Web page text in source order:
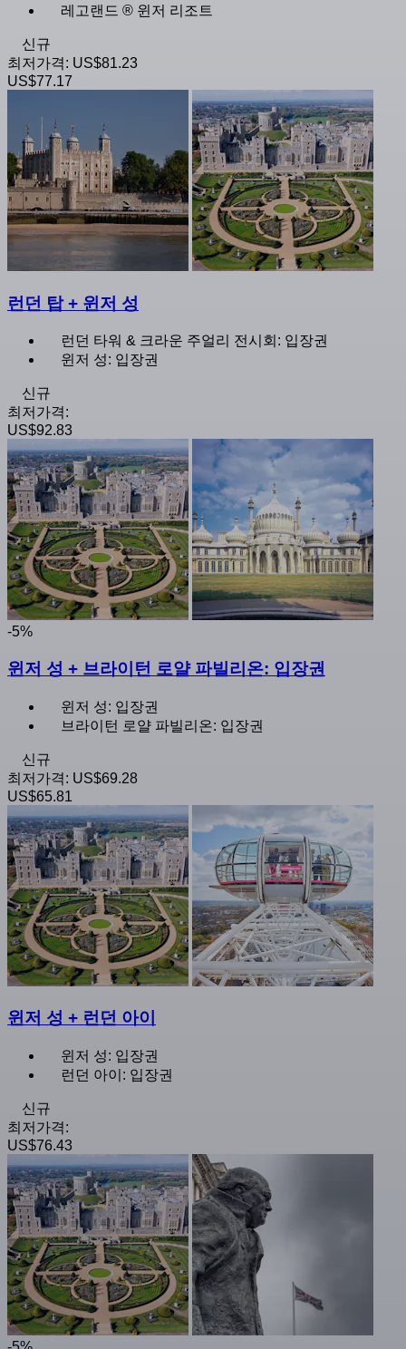
레고랜드 ® 윈저 리조트
신규
최저가격: US$81.23
US$77.17
런던 탑 + 윈저 성
런던 타워 & 크라운 주얼리 전시회: 입장권
윈저 성: 입장권
신규
최저가격:
US$92.83
-5%
윈저 성 + 브라이턴 로얄 파빌리온: 입장권
윈저 성: 입장권
브라이턴 로얄 파빌리온: 입장권
신규
최저가격: US$69.28
US$65.81
윈저 성 + 런던 아이
윈저 성: 입장권
런던 아이: 입장권
신규
최저가격:
US$76.43